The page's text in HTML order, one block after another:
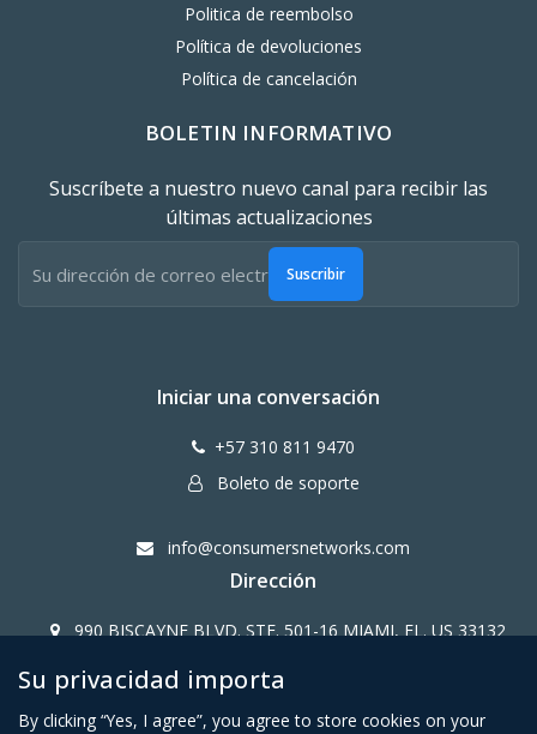
Politica de reembolso
Política de devoluciones
Política de cancelación
BOLETIN INFORMATIVO
Suscríbete a nuestro nuevo canal para recibir las
últimas actualizaciones
Suscribir
Iniciar una conversación
+57 310 811 9470
Boleto de soporte
info@consumersnetworks.com
Dirección
990 BISCAYNE BLVD. STE. 501-16 MIAMI, FL. US 33132
Copy Right CONSUMERS NETWORK@2024
Su privacidad importa
By clicking “Yes, I agree”, you agree to store cookies on your